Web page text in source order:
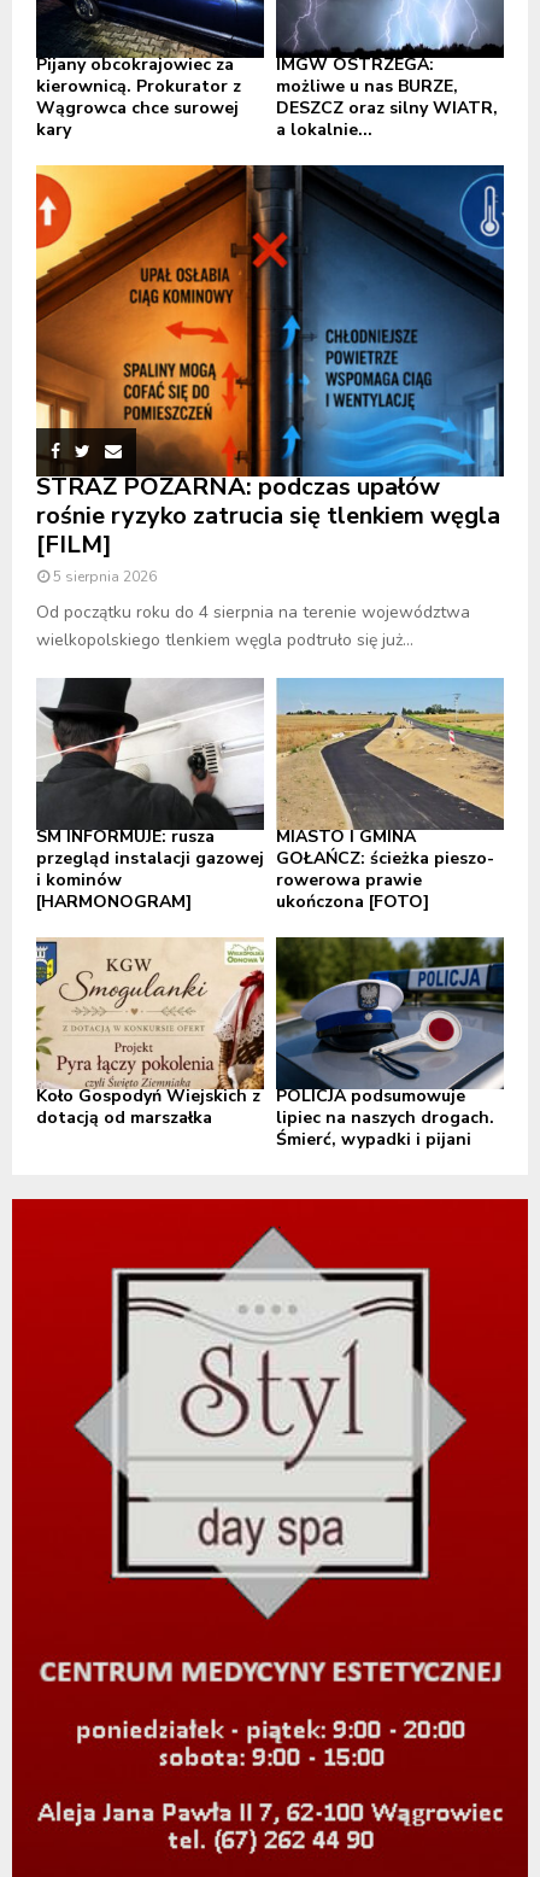
Pijany obcokrajowiec za
kierownicą. Prokurator z
Wągrowca chce surowej
kary
IMGW OSTRZEGA:
możliwe u nas BURZE,
DESZCZ oraz silny WIATR,
a lokalnie...
STRAŻ POŻARNA: podczas upałów
rośnie ryzyko zatrucia się tlenkiem węgla
[FILM]
5 sierpnia 2026
Od początku roku do 4 sierpnia na terenie województwa
wielkopolskiego tlenkiem węgla podtruło się już...
SM INFORMUJE: rusza
przegląd instalacji gazowej
i kominów
[HARMONOGRAM]
MIASTO I GMINA
GOŁAŃCZ: ścieżka pieszo-
rowerowa prawie
ukończona [FOTO]
Koło Gospodyń Wiejskich z
dotacją od marszałka
POLICJA podsumowuje
lipiec na naszych drogach.
Śmierć, wypadki i pijani